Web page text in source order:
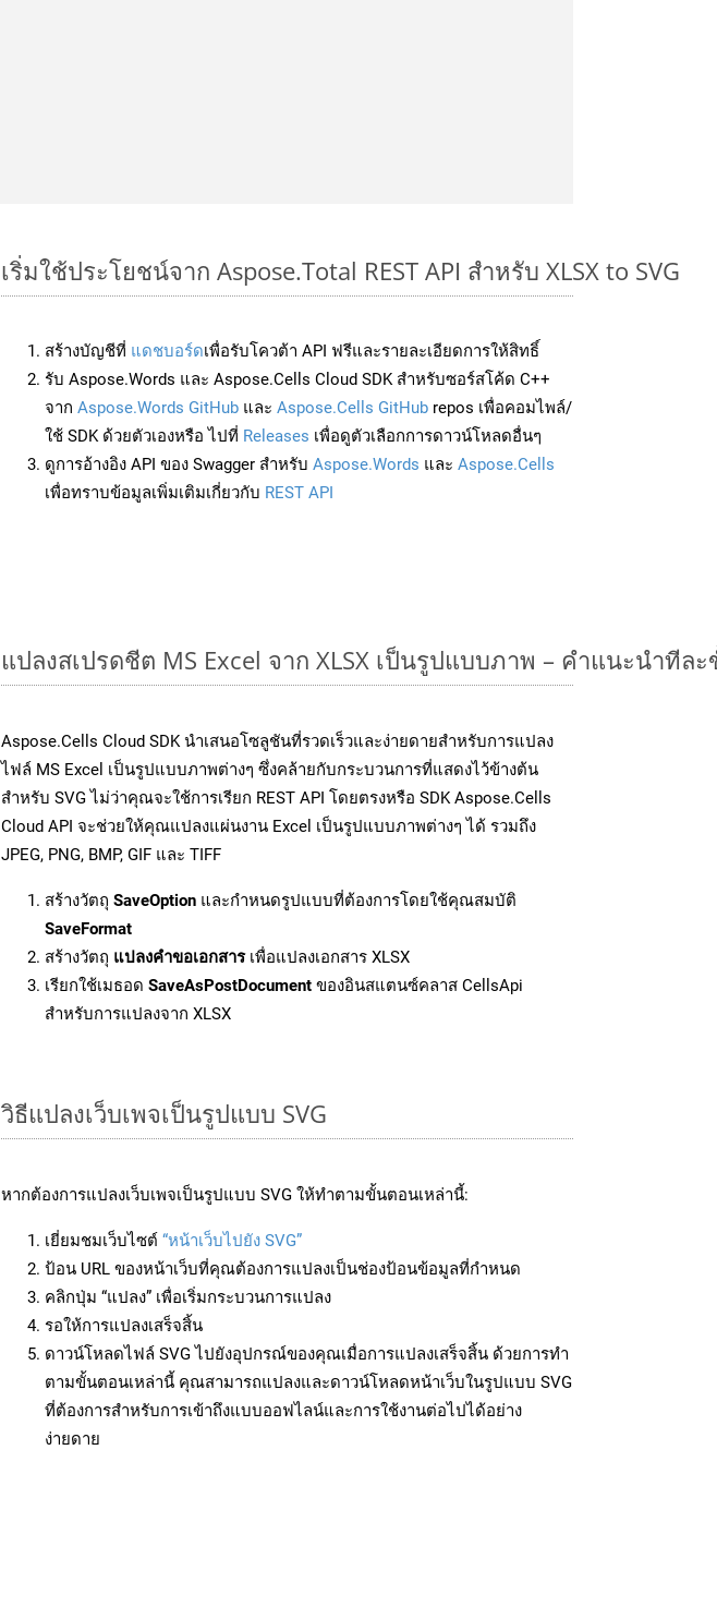
เริ่มใช้ประโยชน์จาก Aspose.Total REST API สำหรับ XLSX to SVG
สร้างบัญชีที่ แดชบอร์ดเพื่อรับโควต้า API ฟรีและรายละเอียดการให้สิทธิ์
รับ Aspose.Words และ Aspose.Cells Cloud SDK สำหรับซอร์สโค้ด C++
จาก Aspose.Words GitHub และ Aspose.Cells GitHub repos เพื่อคอมไพล์/
ใช้ SDK ด้วยตัวเองหรือ ไปที่ Releases เพื่อดูตัวเลือกการดาวน์โหลดอื่นๆ
ดูการอ้างอิง API ของ Swagger สำหรับ Aspose.Words และ Aspose.Cells
เพื่อทราบข้อมูลเพิ่มเติมเกี่ยวกับ REST API
แปลงสเปรดชีต MS Excel จาก XLSX เป็นรูปแบบภาพ – คำแนะนำทีล
Aspose.Cells Cloud SDK นำเสนอโซลูชันที่รวดเร็วและง่ายดายสำหรับการแปลง
ไฟล์ MS Excel เป็นรูปแบบภาพต่างๆ ซึ่งคล้ายกับกระบวนการที่แสดงไว้ข้างต้น
สำหรับ SVG ไม่ว่าคุณจะใช้การเรียก REST API โดยตรงหรือ SDK Aspose.Cells
Cloud API จะช่วยให้คุณแปลงแผ่นงาน Excel เป็นรูปแบบภาพต่างๆ ได้ รวมถึง
JPEG, PNG, BMP, GIF และ TIFF
สร้างวัตถุ SaveOption และกำหนดรูปแบบที่ต้องการโดยใช้คุณสมบัติ
SaveFormat
สร้างวัตถุ แปลงคำขอเอกสารเพื่อแปลงเอกสาร XLSX
เรียกใช้เมธอด SaveAsPostDocument ของอินสแตนซ์คลาส CellsApi
สำหรับการแปลงจาก XLSX
วิธีแปลงเว็บเพจเป็นรูปแบบ SVG
หากต้องการแปลงเว็บเพจเป็นรูปแบบ SVG ให้ทำตามขั้นตอนเหล่านี้:
เยี่ยมชมเว็บไซต์ “หน้าเว็บไปยัง SVG”
ป้อน URL ของหน้าเว็บที่คุณต้องการแปลงเป็นช่องป้อนข้อมูลที่กำหนด
คลิกปุ่ม “แปลง” เพื่อเริ่มกระบวนการแปลง
รอให้การแปลงเสร็จสิ้น
ดาวน์โหลดไฟล์ SVG ไปยังอุปกรณ์ของคุณเมื่อการแปลงเสร็จสิ้น ด้วยการทำ
ตามขั้นตอนเหล่านี้ คุณสามารถแปลงและดาวน์โหลดหน้าเว็บในรูปแบบ SVG
ที่ต้องการสำหรับการเข้าถึงแบบออฟไลน์และการใช้งานต่อไปได้อย่าง
ง่ายดาย